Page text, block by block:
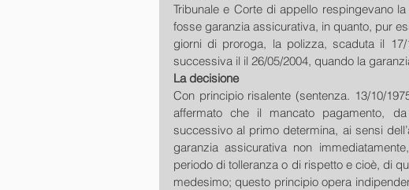
Tribunale e Corte di appello respingevano
fosse garanzia assicurativa, in quanto, pur
giorni di proroga, la polizza, scaduta il
successiva il il 26/05/2004, quando la
La decisione
Con principio risalente (sentenza. 13/10/
affermato che il mancato pagamento,
successivo al primo determina, ai sensi
garanzia assicurativa non
periodo di tolleranza o di rispetto e cioè, di
medesimo; questo principio opera